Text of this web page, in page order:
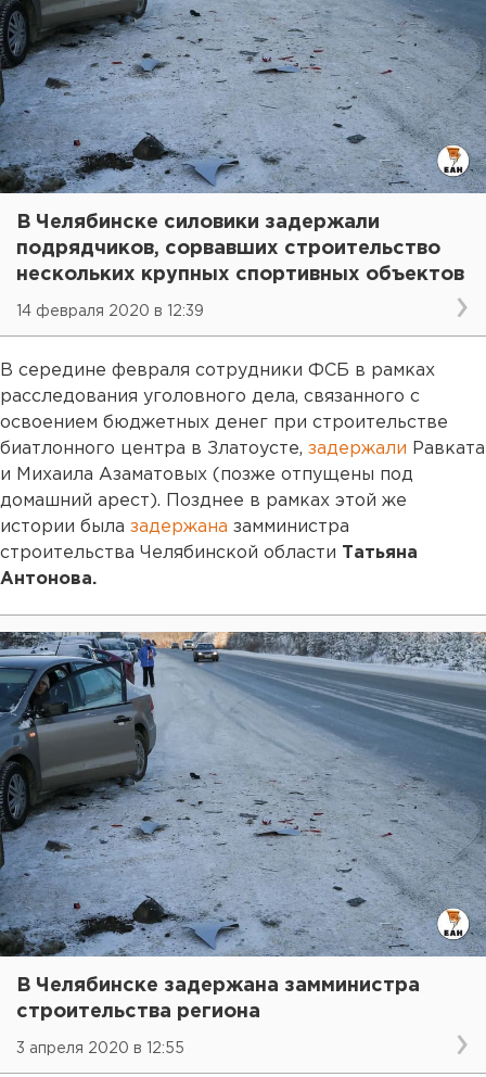
В Челябинске силовики задержали
подрядчиков, сорвавших строительство
нескольких крупных спортивных объектов
14 февраля 2020 в 12:39
В середине февраля сотрудники ФСБ в рамках
расследования уголовного дела, связанного с
освоением бюджетных денег при строительстве
биатлонного центра в Златоусте, задержали Равката
и Михаила Азаматовых (позже отпущены под
домашний арест). Позднее в рамках этой же
истории была задержана замминистра
строительства Челябинской области Татьяна
Антонова.
В Челябинске задержана замминистра
строительства региона
3 апреля 2020 в 12:55